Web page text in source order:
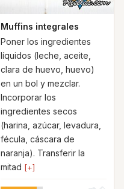
Muffins integrales
Poner los ingredientes
líquidos (leche, aceite,
clara de huevo, huevo)
en un bol y mezclar.
Incorporar los
ingredientes secos
(harina, azúcar, levadura,
fécula, cáscara de
naranja). Transferir la
mitad [+]